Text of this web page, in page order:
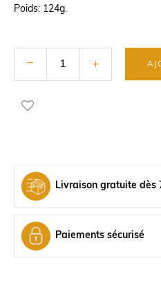
Poids: 124g.
Livraison gratuite dès
Paiements sécurisé